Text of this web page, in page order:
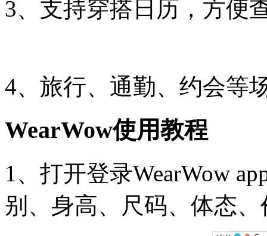
3、支持穿搭日历，方便
4、旅行、通勤、约会等
WearWow使用教程
1、打开登录WearWow
别、身高、尺码、体态